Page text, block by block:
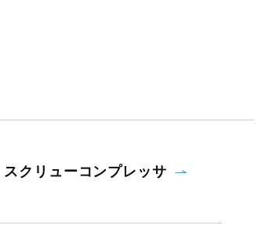
スクリューコンプレッサ